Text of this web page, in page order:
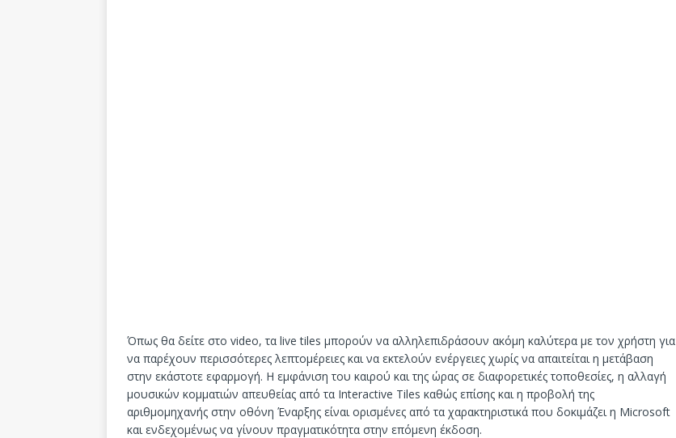
Όπως θα δείτε στο video, τα live tiles μπορούν να αλληλεπιδράσουν ακόμη καλύτερα με τον χρήστη για
να παρέχουν περισσότερες λεπτομέρειες και να εκτελούν ενέργειες χωρίς να απαιτείται η μετάβαση
στην εκάστοτε εφαρμογή. Η εμφάνιση του καιρού και της ώρας σε διαφορετικές τοποθεσίες, η αλλαγή
μουσικών κομματιών απευθείας από τα Interactive Tiles καθώς επίσης και η προβολή της
αριθμομηχανής στην οθόνη Έναρξης είναι ορισμένες από τα χαρακτηριστικά που δοκιμάζει η Microsoft
και ενδεχομένως να γίνουν πραγματικότητα στην επόμενη έκδοση.